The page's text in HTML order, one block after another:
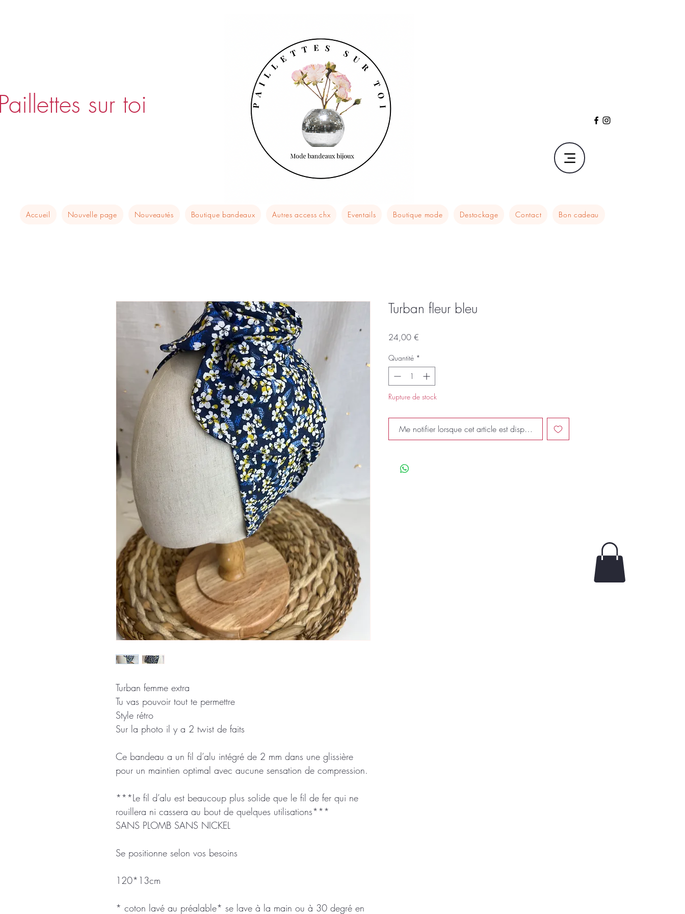
sur toi
Accueil Nouvelle page Nouveautés Boutique bandeaux Autres access chx Eventails Boutique mode Destockage Contact Bon cadeau
Turban femme extra
Tu vas pouvoir tout te permettre
Style rétro
Sur la photo il y a 2 twist de faits
Ce bandeau a un fil d’alu intégré de 2 mm dans une glissière
pour un maintien optimal avec aucune sensation de compression.
***Le fil d’alu est beaucoup plus solide que le fil de fer qui ne
rouillera ni cassera au bout de quelques utilisations***
SANS PLOMB SANS NICKEL
Se positionne selon vos besoins
120*13cm
* coton lavé au préalable* se lave à la main ou à 30 degré en
Turban fleur bleu
24,00 €
Quantité *
Rupture de stock
Me notifier lorsque cet article est disponible